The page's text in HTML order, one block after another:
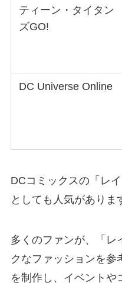
ティーン・タイタン
ズGO!
DC Universe Online
DCコミックスの「レ
としても人気がありま
多くのファンが、「レ
クなファッションを参
を制作し、イベントや